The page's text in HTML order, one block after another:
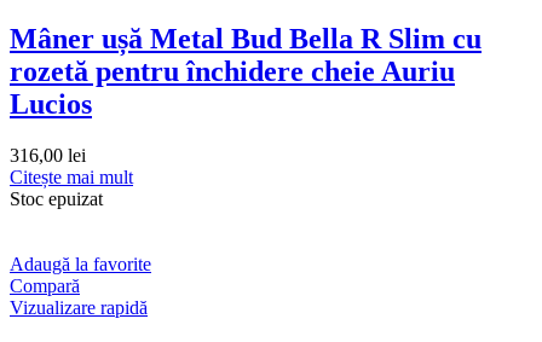
Mâner ușă Metal Bud Bella R Slim cu
rozetă pentru închidere cheie Auriu
Lucios
316,00 lei
Citește mai mult
Stoc epuizat
Adaugă la favorite
Compară
Vizualizare rapidă